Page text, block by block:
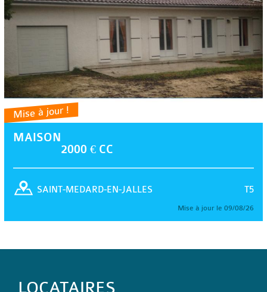
Mise à jour !
MAISON
2000 € CC
T5
SAINT-MEDARD-EN-JALLES
Mise à jour le 09/08/26
LOCATAIRES